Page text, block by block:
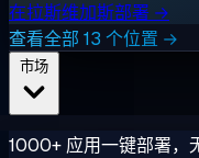
在拉斯维加斯部署 →
查看全部 13 个位置 →
1000+ 应用一键部署，